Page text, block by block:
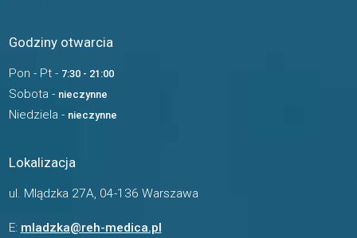
Godziny otwarcia
Pon - Pt - 7:30 - 21:00
Sobota - nieczynne
Niedziela - nieczynne
Lokalizacja
ul. Mlądzka 27A, 04-136 Warszawa
E: mladzka@reh-medica.pl